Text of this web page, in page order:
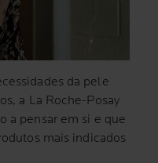
da pele
a La Roche-Posay
a pensar em si e que
mais indicados